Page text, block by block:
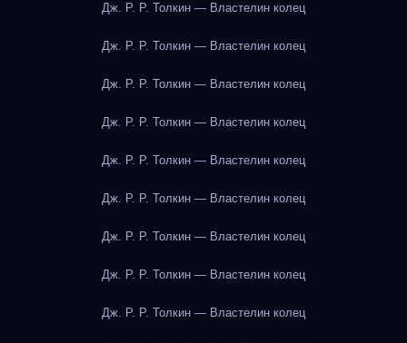
Дж. Р. Р. Толкин — Властелин колец
Дж. Р. Р. Толкин — Властелин колец
Дж. Р. Р. Толкин — Властелин колец
Дж. Р. Р. Толкин — Властелин колец
Дж. Р. Р. Толкин — Властелин колец
Дж. Р. Р. Толкин — Властелин колец
Дж. Р. Р. Толкин — Властелин колец
Дж. Р. Р. Толкин — Властелин колец
Дж. Р. Р. Толкин — Властелин колец